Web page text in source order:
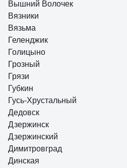
Вышний Волочек
Вязники
Вязьма
Геленджик
Голицыно
Грозный
Грязи
Губкин
Гусь-Хрустальный
Дедовск
Дзержинск
Дзержинский
Димитровград
Динская